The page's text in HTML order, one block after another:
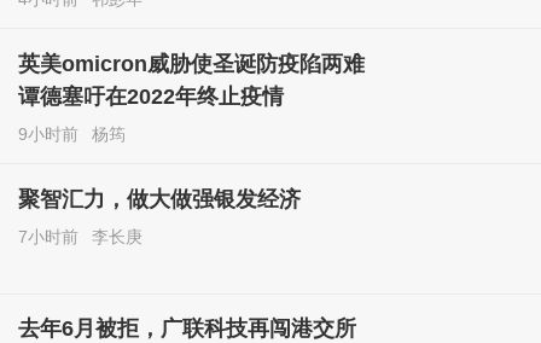
英美omicron威胁使圣诞防疫陷两难
谭德塞吁在2022年终止疫情
9小时前 杨筠
聚智汇力，做大做强银发经济
7小时前 李长庚
去年6月被拒，广联科技再闯港交所